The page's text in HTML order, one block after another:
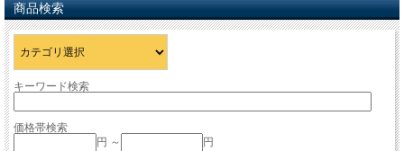
商品検索
キーワード検索
価格帯検索
円 ～
円